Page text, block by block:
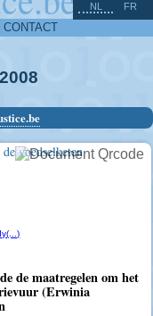
CONTACT
NL FR
2008
voedselketen
de maatregelen om het
(Erwinia
^